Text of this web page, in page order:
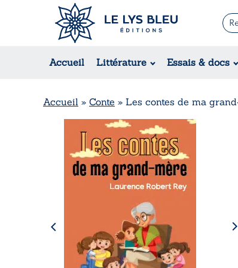
Accueil Littérature Essais & docs
Romans
Suspense / Thriller /
Accueil » Conte » Les contes de ma